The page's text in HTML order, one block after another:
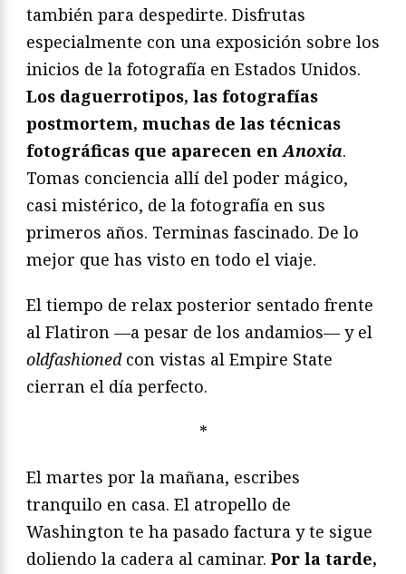
también para despedirte. Disfrutas
especialmente con una exposición sobre los
inicios de la fotografía en Estados Unidos.
Los daguerrotipos, las fotografías
postmortem, muchas de las técnicas
fotográficas que aparecen enAnoxia.
Tomas conciencia allí del poder mágico,
casi mistérico, de la fotografía en sus
primeros años. Terminas fascinado. De lo
mejor que has visto en todo el viaje.
El tiempo de relax posterior sentado frente
al Flatiron —a pesar de los andamios— y el
oldfashionedcon vistas al Empire State
cierran el día perfecto.
*
El martes por la mañana, escribes
tranquilo en casa. El atropello de
Washington te ha pasado factura y te sigue
doliendo la cadera al caminar. Por la tarde,